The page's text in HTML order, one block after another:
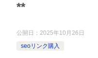
**
公開日： 2025年10月26日
seoリンク購入